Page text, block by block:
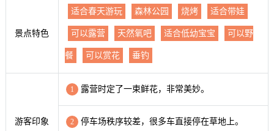
景点特色
适合春天游玩 森林公园 烧烤 适合带娃
可以露营 天然氧吧 适合低幼宝宝 可以野
餐 可以赏花 垂钓
游客印象
1 露营时定了一束鲜花，非常美妙。
2 停车场秩序较差，很多车直接停在草地上。